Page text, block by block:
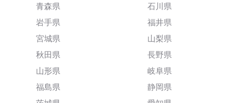
青森県
岩手県
宮城県
秋田県
山形県
福島県
石川県
福井県
山梨県
長野県
岐阜県
静岡県